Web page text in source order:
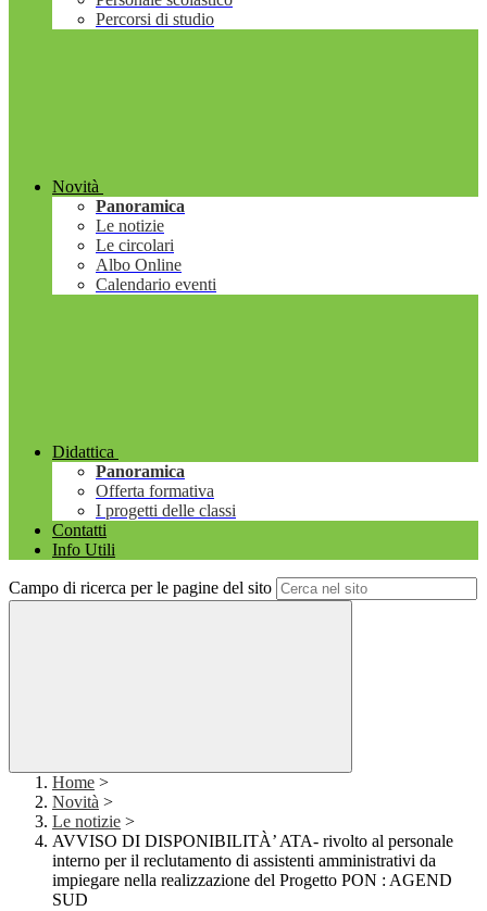
Percorsi di studio
Novità
Panoramica
Le notizie
Le circolari
Albo Online
Calendario eventi
Didattica
Panoramica
Offerta formativa
I progetti delle classi
Contatti
Info Utili
Campo di ricerca per le pagine del sito
Home >
Novità >
Le notizie >
AVVISO DI DISPONIBILITÀ’ ATA- rivolto al personale
interno per il reclutamento di assistenti amministrativi da
impiegare nella realizzazione del Progetto PON : AGEND
SUD